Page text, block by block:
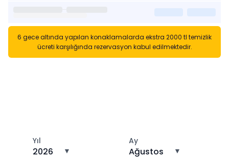
6 gece altında yapılan konaklamalarda ekstra 2000 tl temizlik
ücreti karşılığında rezervasyon kabul edilmektedir.
Yıl
2026 ▼
Ay
Ağustos ▼